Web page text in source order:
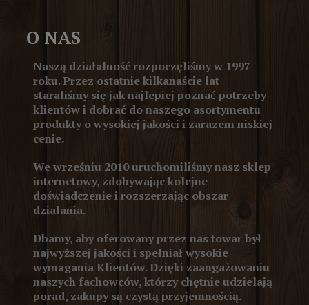
O NAS
Naszą działalność rozpoczęliśmy w 1997
roku. Przez ostatnie kilkanaście lat
staraliśmy się jak najlepiej poznać potrzeby
klientów i dobrać do naszego asortymentu
produkty o wysokiej jakości i zarazem niskiej
cenie.
We wrześniu 2010 uruchomiliśmy nasz sklep
internetowy, zdobywając kolejne
doświadczenie i rozszerzając obszar
działania.
Dbamy, aby oferowany przez nas towar był
najwyższej jakości i spełniał wysokie
wymagania Klientów. Dzięki zaangażowaniu
naszych fachowców, którzy chętnie udzielają
porad, zakupy są czystą przyjemnością.